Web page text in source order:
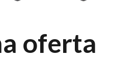
oferta